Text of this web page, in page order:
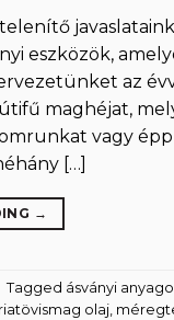
eszközök,
az
maghéjat,
vagy épp
[…]
→
Tagged ásványi
olaj